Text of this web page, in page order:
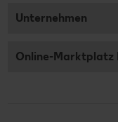
Unternehmen
Online-Marktplatz